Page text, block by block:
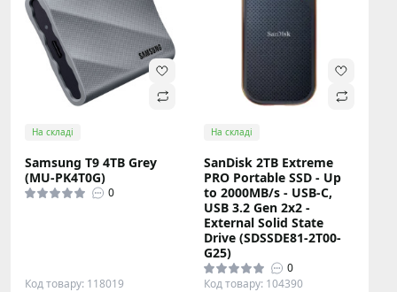
На складі
Samsung T9 4TB Grey
(MU-PK4T0G)
0
Код товару: 118019
На складі
SanDisk 2TB Extreme
PRO Portable SSD - Up
to 2000MB/s - USB-C,
USB 3.2 Gen 2x2 -
External Solid State
Drive (SDSSDE81-2T00-
G25)
0
Код товару: 104390